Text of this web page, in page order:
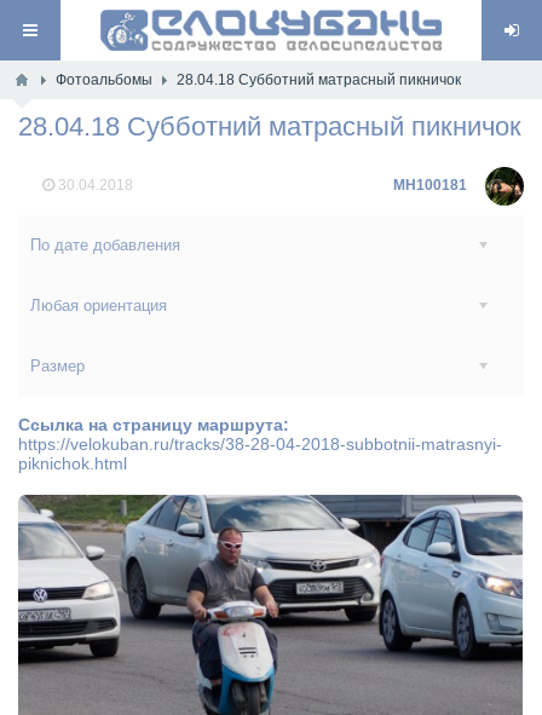
Фотоальбомы 28.04.18 Субботний матрасный пикничок
28.04.18 Субботний матрасный пикничок
30.04.2018 MH100181
По дате добавления
Любая ориентация
Размер
Ссылка на страницу маршрута:
https://velokuban.ru/tracks/38-28-04-2018-subbotnii-matrasnyi-
piknichok.html